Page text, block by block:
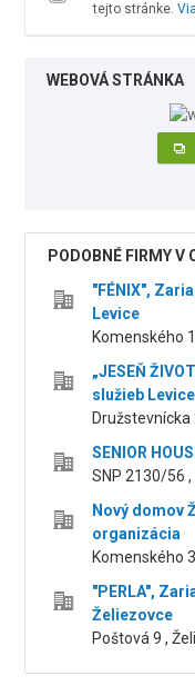
tejto stránke.
WEBOVÁ STRÁNKA
PODOBNÉ FIRMY V
"FÉNIX",
Levice
Komenského
„JESEŇ
služieb Levice
Družstevnícka
SENIOR
SNP 2130/56 ,
Nový domov
organizácia
Komenského
"PERLA",
Želiezovce
Poštová 9 ,